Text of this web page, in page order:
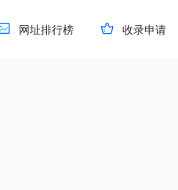
网址排行榜 收录申请